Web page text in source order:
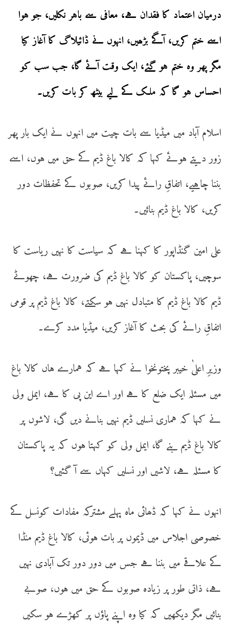
درمیان اعتماد کا فقدان ہے، معافی سے باہر نکلیں، جو ہوا
اسے ختم کریں، آگے بڑھیں، انہوں نے ڈائیلاگ کا آغاز کیا
مگر پھر وہ ختم ہو گئے، ایک وقت آئے گا، جب سب کو
احساس ہو گا کہ ملک کے لیے بیٹھ کر بات کریں۔
اسلام آباد میں میڈیا سے بات چیت میں انہوں نے ایک بار پھر
زور دیتے ہوئے کہا کہ کالا باغ ڈیم کے حق میں ہوں، اسے
بننا چاہیے، اتفاقِ رائے پیدا کریں، صوبوں کے تحفظات دور
کریں، کالا باغ ڈیم بنائیں۔
علی امین گنڈاپور کا کہنا ہے کہ سیاست کا نہیں ریاست کا
سوچیں، پاکستان کو کالا باغ ڈیم کی ضرورت ہے، چھوٹے
ڈیم کالا باغ ڈیم کا متبادل نہیں ہو سکتے، کالا باغ ڈیم پر قومی
اتفاقِ رائے کی بحث کا آغاز کریں، میڈیا مدد کرے۔
وزیرِ اعلیٰ خیبر پختونخوا نے کہا ہے کہ ہمارے ہاں کالا باغ
میں مسئلہ ایک ضلع کا ہے اور اے این پی کا ہے، ایمل ولی
نے کہا کہ ہماری نسلیں ڈیم نہیں بنانے دیں گی، لاشوں پر
کالا باغ ڈیم بنے گا، ایمل ولی کو کہتا ہوں کہ یہ پاکستان
کا مسئلہ ہے، لاشیں اور نسلیں کہاں سے آ گئیں؟
انہوں نے کہا کہ ڈھائی ماہ پہلے مشترکہ مفادات کونسل کے
خصوصی اجلاس میں ڈیموں پر بات ہوئی، کالا باغ ڈیم منڈا
کے علاقے میں بننا ہے جس میں دور دور تک آبادی نہیں
ہے، ذاتی طور پر زیادہ صوبوں کے حق میں ہوں، صوبے
بنائیں مگر دیکھیں کہ کیا وہ اپنے پاؤں پر کھڑے ہو سکیں